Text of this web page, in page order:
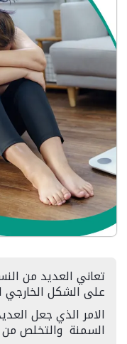
تعاني العديد من
على الشكل الخارجي
الامر الذي جعل
السمنة والتخلص من